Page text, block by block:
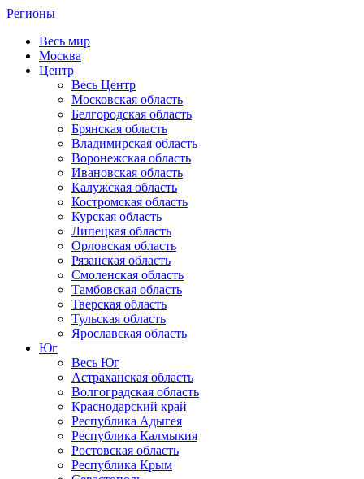
Регионы
Весь мир
Москва
Центр
Весь Центр
Московская область
Белгородская область
Брянская область
Владимирская область
Воронежская область
Ивановская область
Калужская область
Костромская область
Курская область
Липецкая область
Орловская область
Рязанская область
Смоленская область
Тамбовская область
Тверская область
Тульская область
Ярославская область
Юг
Весь Юг
Астраханская область
Волгоградская область
Краснодарский край
Республика Адыгея
Республика Калмыкия
Ростовская область
Республика Крым